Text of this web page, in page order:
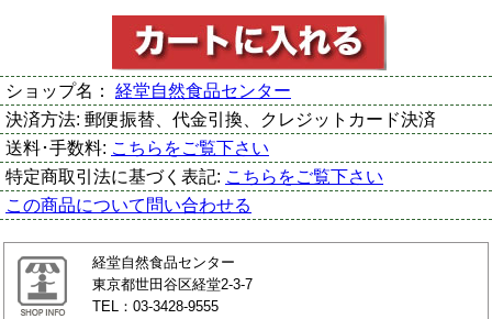
ショップ名： 経堂自然食品センター
決済方法: 郵便振替、代金引換、クレジットカード決済
送料･手数料: こちらをご覧下さい
特定商取引法に基づく表記: こちらをご覧下さい
この商品について問い合わせる
経堂自然食品センター
東京都世田谷区経堂2-3-7
TEL：03-3428-9555